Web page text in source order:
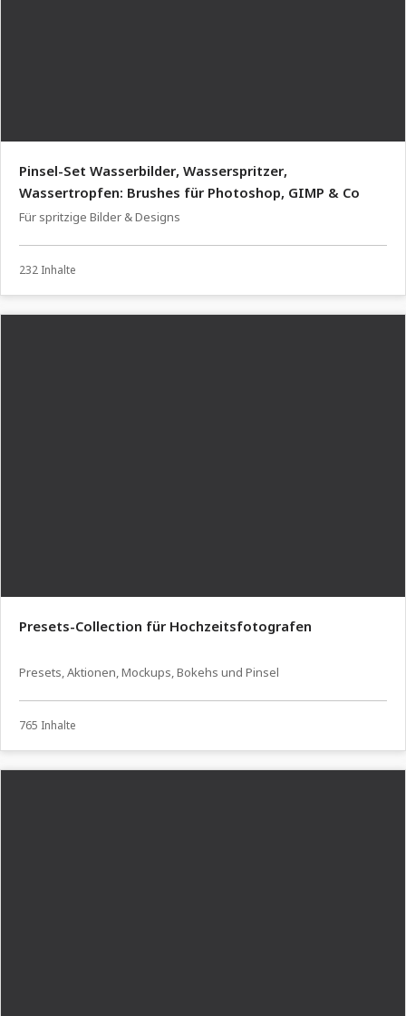
Pinsel-Set Wasserbilder, Wasserspritzer,
Wassertropfen: Brushes für Photoshop, GIMP & Co
Für spritzige Bilder & Designs
232 Inhalte
Presets-Collection für Hochzeitsfotografen
Presets, Aktionen, Mockups, Bokehs und Pinsel
765 Inhalte